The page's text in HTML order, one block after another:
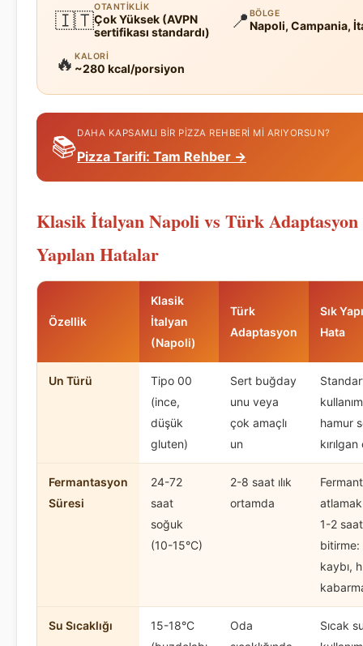
🇮🇹
OTANTIKLIK
Çok Yüksek (AVPN
sertifikası standardı)
📍 BÖLGE
Napoli, Campania,
🔥 KALORI
~280 kcal/porsiyon
📚DAHA KAPSAMLI BIR PIZZA REHBERI MI ARIYORSUN?
Pizza Tarifi: Tam Rehber →
Klasik İtalyan Napoli vs Türk Adaptasyon
Yapılan Hatalar
Özellik
Klasik
İtalyan
(Napoli)
Türk
Adaptasyon
Sık
Hata
Un Türü
Tipo 00
(ince,
düşük
gluten)
Sert buğday
unu veya
çok amaçlı
un
hamur
Fermantasyon
Süresi
24-72
saat
soğuk
(10-15°C)
2-8 saat ılık
ortamda
1-2
kaybı,
Su Sıcaklığı
15-18°C
Oda
Sıcak